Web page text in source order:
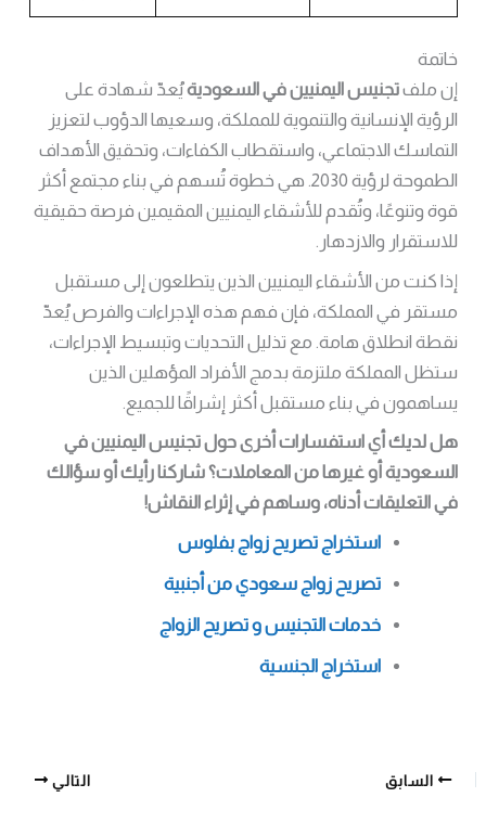
خاتمة
إن ملفتجنيس اليمنيين في السعوديةيُعدّ شهادة على
الرؤية الإنسانية والتنموية للمملكة، وسعيها الدؤوب لتعزيز
التماسك الاجتماعي، واستقطاب الكفاءات، وتحقيق الأهداف
الطموحة لرؤية 2030. هي خطوة تُسهم في بناء مجتمع أكثر
قوة وتنوعًا، وتُقدم للأشقاء اليمنيين المقيمين فرصة حقيقية
للاستقرار والازدهار.
إذا كنت من الأشقاء اليمنيين الذين يتطلعون إلى مستقبل
مستقر في المملكة، فإن فهم هذه الإجراءات والفرص يُعدّ
نقطة انطلاق هامة. مع تذليل التحديات وتبسيط الإجراءات،
ستظل المملكة ملتزمة بدمج الأفراد المؤهلين الذين
يساهمون في بناء مستقبل أكثر إشراقًا للجميع.
هل لديك أي استفسارات أخرى حول تجنيس اليمنيين في
السعودية أو غيرها من المعاملات؟ شاركنا رأيك أو سؤالك
في التعليقات أدناه، وساهم في إثراء النقاش!
استخراج تصريح زواج بفلوس
تصريح زواج سعودي من أجنبية
خدمات التجنيس و تصريح الزواج
استخراج الجنسية
السابق التالي